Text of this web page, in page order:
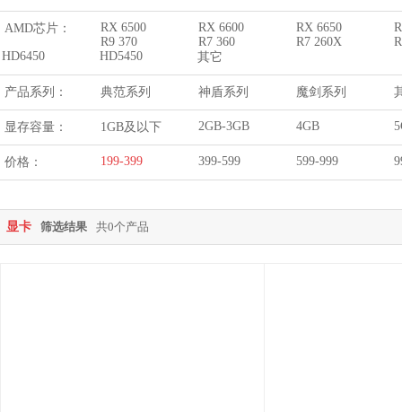
AMD芯片： RX 6500 RX 6600 RX 6650
R9 370
R7 360 R7 260X
HD6450
HD5450 其它
产品系列： 典范系列 神盾系列 魔剑系列
显存容量： 1GB及以下 2GB-3GB 4GB
价格： 199-399 399-599 599-999
显卡 筛选结果 共0个产品